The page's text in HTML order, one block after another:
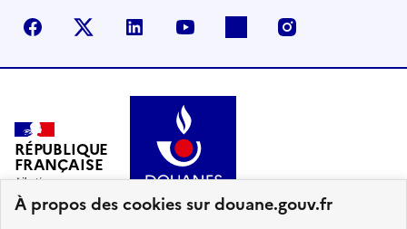
À propos des cookies sur douane.gouv.fr
FacebookX (anciennement Twitter)
LinkedIn Flickr
RÉPUBLIQUE
FRANÇAISE